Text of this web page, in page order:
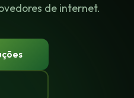
de internet.